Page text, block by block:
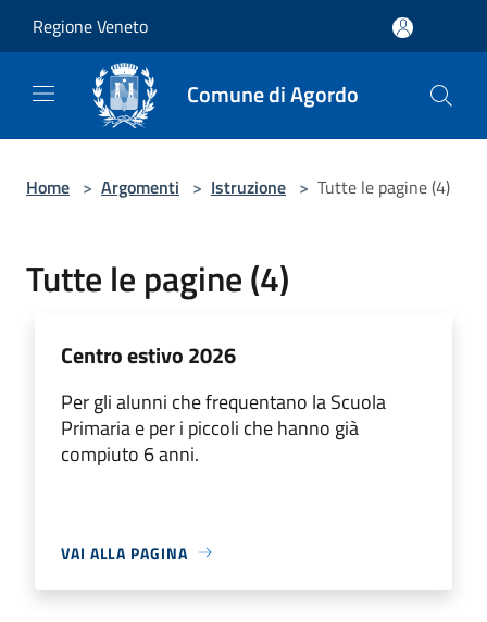
Regione Veneto
Comune di Agordo
Home > Argomenti > Istruzione > Tutte le pagine (4)
Tutte le pagine (4)
Centro estivo 2026
Per gli alunni che frequentano la Scuola
Primaria e per i piccoli che hanno già
compiuto 6 anni.
VAI ALLA PAGINA